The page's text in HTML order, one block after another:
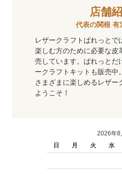
店舗
代表の関根 有
レザークラフトぱれっとで
楽しむ方のために必要な皮
売しています。ぱれっとだ
ークラフトキットも販売中
さまざまに楽しめるレザー
ようこそ！
2026年8
日
月 火 水